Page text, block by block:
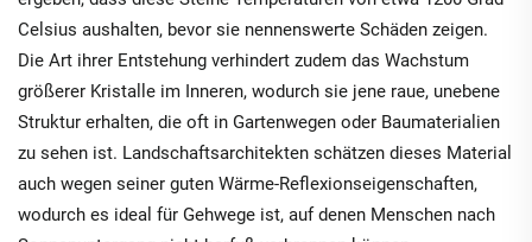
Celsius aushalten, bevor sie nennenswerte Schäden zeigen.
Die Art ihrer Entstehung verhindert zudem das Wachstum
größerer Kristalle im Inneren, wodurch sie jene raue, unebene
Struktur erhalten, die oft in Gartenwegen oder Baumaterialien
zu sehen ist. Landschaftsarchitekten schätzen dieses Material
auch wegen seiner guten Wärme-Reflexionseigenschaften,
wodurch es ideal für Gehwege ist, auf denen Menschen nach